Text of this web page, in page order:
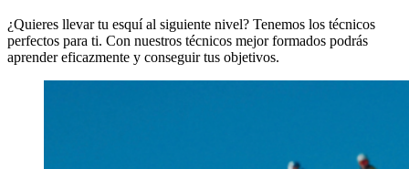
¿Quieres llevar tu esquí al siguiente nivel? Tenemos los técnicos
perfectos para ti. Con nuestros técnicos mejor formados podrás
aprender eficazmente y conseguir tus objetivos.